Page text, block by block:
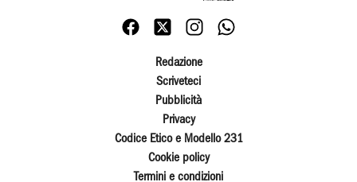
Redazione
Scriveteci
Pubblicità
Privacy
Codice Etico e Modello 231
Cookie policy
Termini e condizioni